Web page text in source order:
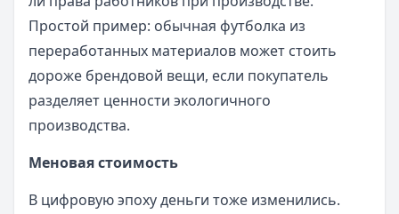
Простой пример: обычная футболка из
переработанных материалов может стоить
дороже брендовой вещи, если покупатель
разделяет ценности экологичного
производства.
Меновая стоимость
В цифровую эпоху деньги тоже изменились.